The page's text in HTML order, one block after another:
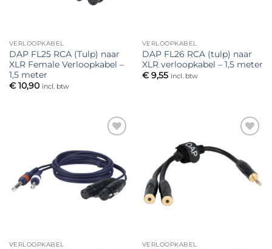
VERLOOPKABEL
DAP FL25 RCA (Tulp) naar
XLR Female Verloopkabel –
1,5 meter
€10,90 incl. btw
VERLOOPKABEL
DAP FL26 RCA (tulp) naar
XLR verloopkabel – 1,5 meter
€9,55 incl. btw
aan
verlanglijst
VERLOOPKABEL
aan
verlanglijst
VERLOOPKABEL